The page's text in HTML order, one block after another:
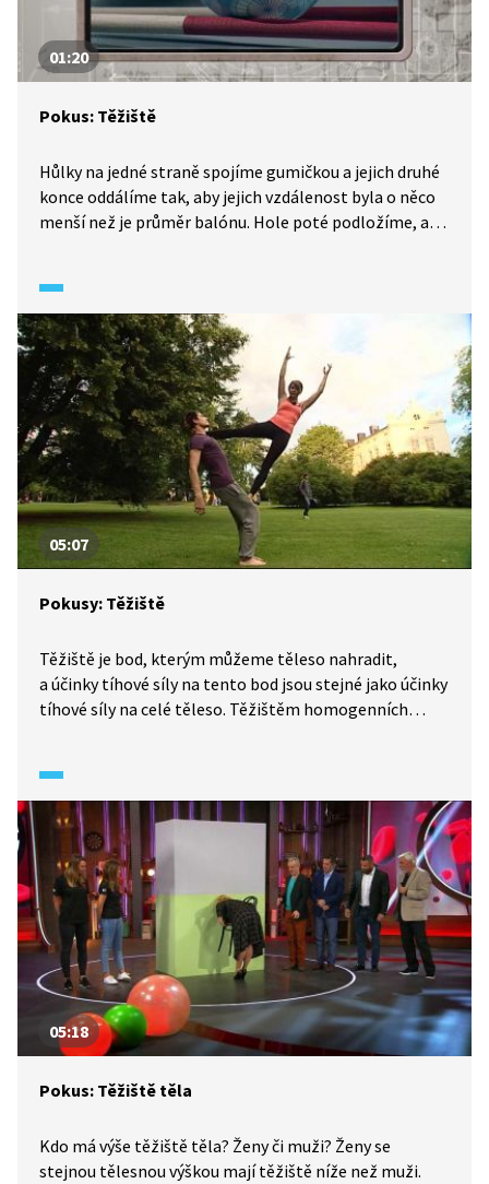
01:20
Pokus: Těžiště
Hůlky na jedné straně spojíme gumičkou a jejich druhé
konce oddálíme tak, aby jejich vzdálenost byla o něco
menší než je průměr balónu. Hole poté podložíme, aby
stoupat do kopce, protože se pohybuje směrem
ke snižujícímu se těžišti.
05:07
Pokusy: Těžiště
Těžiště je bod, kterým můžeme těleso nahradit,
a účinky tíhové síly na tento bod jsou stejné jako účinky
tíhové síly na celé těleso. Těžištěm homogenních
ho budeme zavěšovat v různých bodech, a kreslit si
na ně svislice (těžnice). A těžiště se nachází v průsečíku
těchto těžnic. Soustava pevně spojených těles má
jedno společné těžiště. Ukážeme si to na příkladu dvou
lidských těl. U šikmých těles platí pravidlo, že budou
stát do té doby, než se těžiště dostane mimo podstavu.
05:18
Pokus: Těžiště těla
Kdo má výše těžiště těla? Ženy či muži? Ženy se
stejnou tělesnou výškou mají těžiště níže než muži.